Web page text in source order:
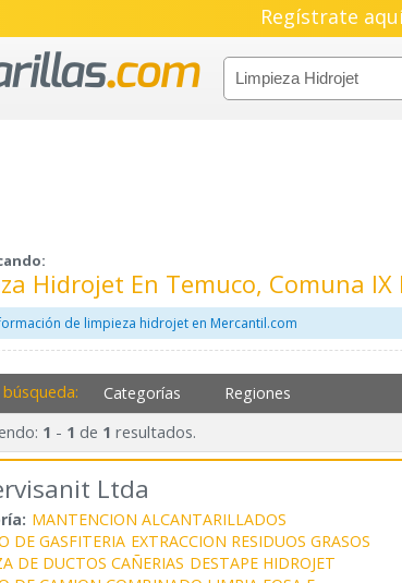
Regístrate
Hidrojet En Temuco, Comuna IX
de limpieza hidrojet en Mercantil.com
Categorías Regiones
1 - 1 de 1 resultados.
Ltda
MANTENCION ALCANTARILLADOS
DE GASFITERIA EXTRACCION RESIDUOS GRASOS
DE DUCTOS CAÑERIAS DESTAPE HIDROJET